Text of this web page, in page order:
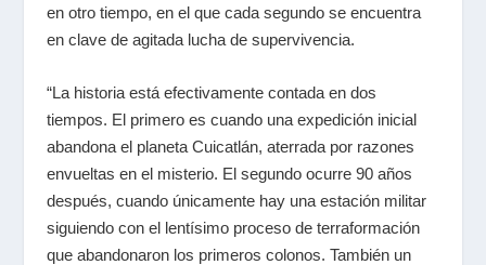
en otro tiempo, en el que cada segundo se encuentra
en clave de agitada lucha de supervivencia.
“La historia está efectivamente contada en dos
tiempos. El primero es cuando una expedición inicial
abandona el planeta Cuicatlán, aterrada por razones
envueltas en el misterio. El segundo ocurre 90 años
después, cuando únicamente hay una estación militar
siguiendo con el lentísimo proceso de terraformación
que abandonaron los primeros colonos. También un